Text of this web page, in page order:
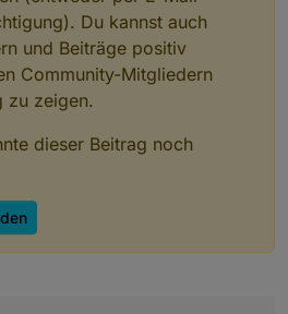
ich die Variablen in die
Du kannst auch
und Beiträge positiv
Community-Mitgliedern
zu zeigen.
dieser Beitrag noch